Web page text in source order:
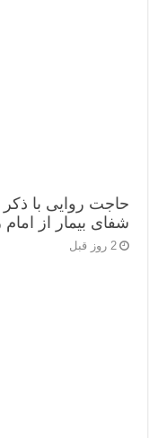
حاجت روایی با
شفای بیمار از
2 روز قبل